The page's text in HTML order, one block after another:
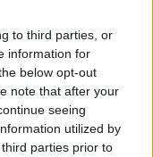
to third parties, or
information for
below opt-out
note that after your
seeing
utilized by
parties prior to